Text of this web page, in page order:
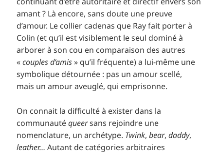
amant ? Là encore, sans doute une preuve
d’amour. Le collier cadenas que Ray fait porter à
Colin (et qu’il est visiblement le seul dominé à
arborer à son cou en comparaison des autres
«couples d’amis» qu’il fréquente) a lui-même une
symbolique détournée : pas un amour scellé,
mais un amour aveuglé, qui emprisonne.
On connait la difficulté à exister dans la
communautéqueersans rejoindre une
nomenclature, un archétype. Twink,bear,daddy,
leather… Autant de catégories arbitraires